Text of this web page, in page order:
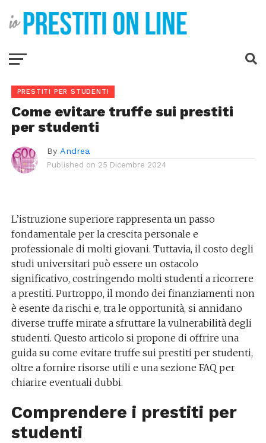
PRESTITI PER STUDENTI
Come evitare truffe sui prestiti
per studenti
By Andrea
Published on 25 Dicembre 2024
L’istruzione superiore rappresenta un passo
fondamentale per la crescita personale e
professionale di molti giovani. Tuttavia, il costo degli
studi universitari può essere un ostacolo
significativo, costringendo molti studenti a ricorrere
a prestiti. Purtroppo, il mondo dei finanziamenti non
è esente da rischi e, tra le opportunità, si annidano
diverse truffe mirate a sfruttare la vulnerabilità degli
studenti. Questo articolo si propone di offrire una
guida su come evitare truffe sui prestiti per studenti,
oltre a fornire risorse utili e una sezione FAQ per
chiarire eventuali dubbi.
Comprendere i prestiti per
studenti